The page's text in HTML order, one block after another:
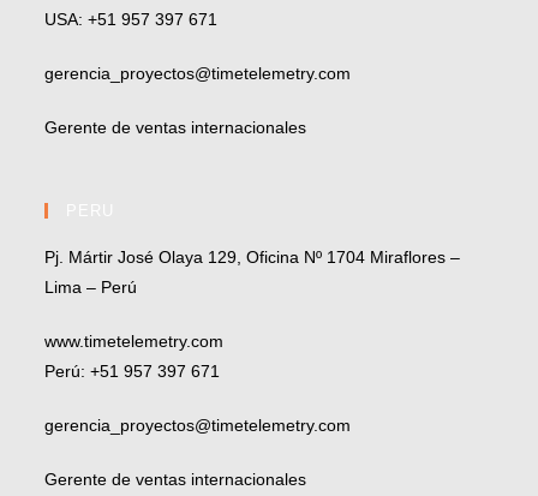
USA: +51 957 397 671
gerencia_proyectos@timetelemetry.com
Gerente de ventas internacionales
Pj. Mártir José Olaya 129, Oficina Nº 1704 Miraflores –
Lima – Perú
www.timetelemetry.com
Perú: +51 957 397 671
gerencia_proyectos@timetelemetry.com
Gerente de ventas internacionales